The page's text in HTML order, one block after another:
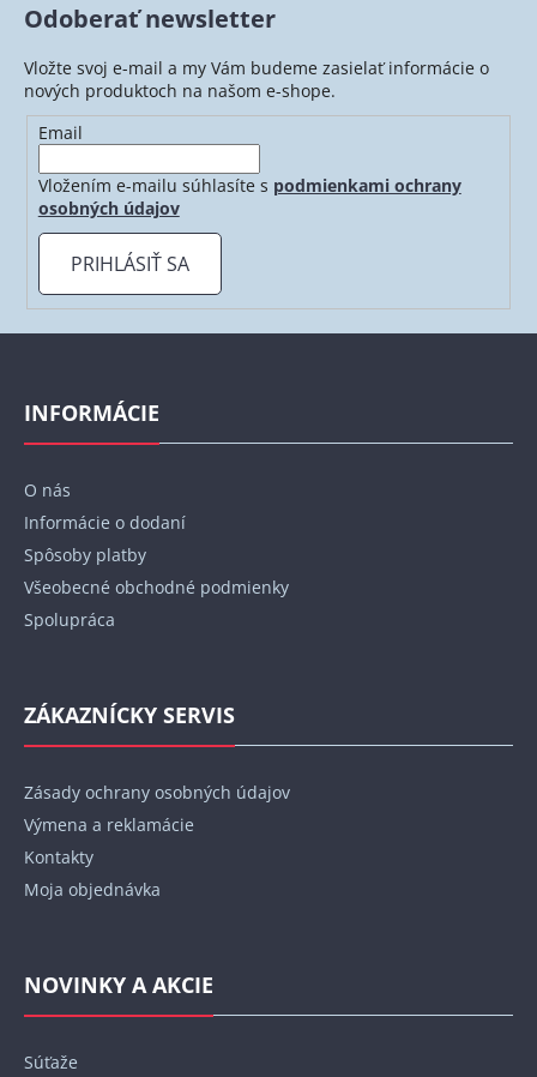
Odoberať newsletter
Vložte svoj e-mail a my Vám budeme zasielať informácie o
nových produktoch na našom e-shope.
Email
Vložením e-mailu súhlasíte s podmienkami ochrany
osobných údajov
PRIHLÁSIŤ SA
Z
INFORMÁCIE
O nás
Informácie o dodaní
Spôsoby platby
Všeobecné obchodné podmienky
Spolupráca
ZÁKAZNÍCKY SERVIS
Zásady ochrany osobných údajov
Výmena a reklamácie
Kontakty
Moja objednávka
NOVINKY A AKCIE
Súťaže